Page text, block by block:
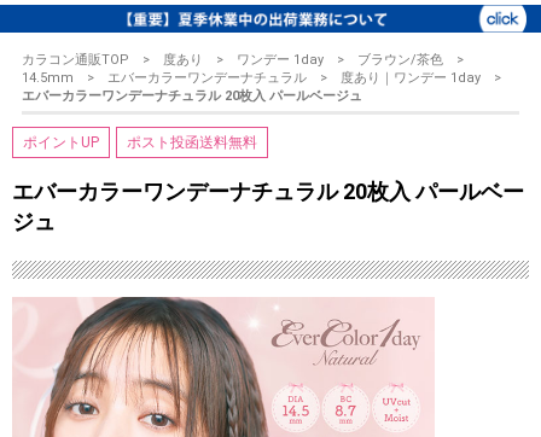
カラコン通販TOP 度あり ワンデー 1day
ブラウン/茶色
14.5mm
エバーカラーワンデーナチュラル
度あり｜ワンデー 1day
エバーカラーワンデーナチュラル 20枚入 パールベージュ
ポイントUP ポスト投函送料無料
エバーカラーワンデーナチュラル 20枚入 パールベー
ジュ